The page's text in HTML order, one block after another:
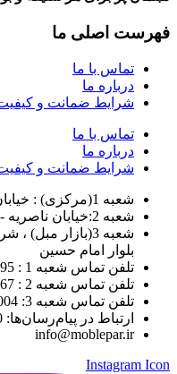
فهرست اصلی ما
تماس با ما
درباره ما
شرایط ضمانت و کیفیت
تماس با ما
درباره ما
شرایط ضمانت و کیفیت
شعبه 1(مرکزی) : خیابان حافظ-روبروی کوچه شماره 5
شعبه 2:خیابان ناصریه -بین کوچه 6 و 8-روبروی بانک ملی
بلوار امام حسین
تلفن تماس شعبه 1 : 03432262095
تلفن تماس شعبه 2 : 03432228567
تلفن تماس شعبه 3: 09331402004
ارتباط در پیام‌رسان‌ها: 09379909200
info@moblepar.ir
Instagram Icon